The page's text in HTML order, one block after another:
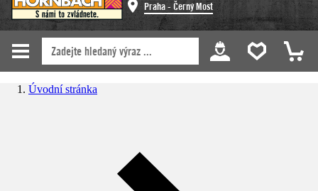
Praha - Černý Most
Úvodní stránka